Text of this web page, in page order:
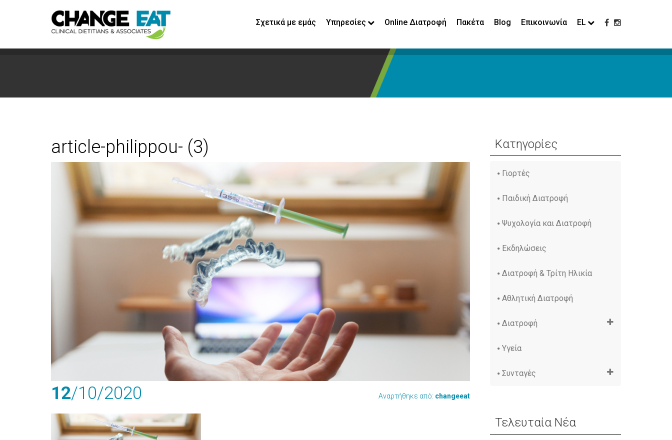
Σχετικά με εμάς Υπηρεσίες Online Διατροφή Πακέτα Blog Επικοινωνία EL
article-philippou- (3)
12/10/2020 Αναρτήθηκε από: changeeat
Κατηγορίες
Γιορτές
Παιδική Διατροφή
Ψυχολογία και Διατροφή
Εκδηλώσεις
Διατροφή & Τρίτη Ηλικία
Αθλητική Διατροφή
Διατροφή
Υγεία
Συνταγές
Τελευταία Νέα